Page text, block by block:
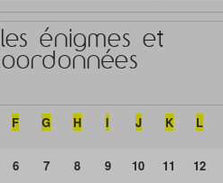
énigmes et
F G H I J K L
6 7 8 9 10 11 12